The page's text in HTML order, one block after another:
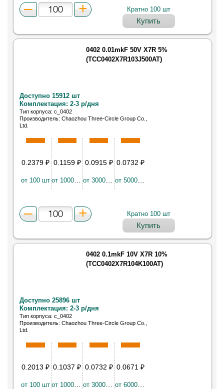
Кратно 100 шт
Купить
0402 0.01mkF 50V X7R 5%
(TCC0402X7R103J500AT)
Доступно 15912 шт
Комплектация: 2-3 р/дня
Тип корпуса: c_0402
Производитель: Chaozhou Three-Circle Group Co.,
Ltd.
X7R 50В ±5%
0.2379 ₽
от 100 шт
0.1159 ₽
от 10000 шт
0.0915 ₽
от 30000 шт
0.0732 ₽
от 50000 шт
Кратно 100 шт
Купить
0402 0.1mkF 10V X7R 10%
(TCC0402X7R104K100AT)
Доступно 25896 шт
Комплектация: 2-3 р/дня
Тип корпуса: c_0402
Производитель: Chaozhou Three-Circle Group Co.,
Ltd.
X7R 10В ±10%
0.2013 ₽
от 100 шт
0.1037₽
от 10000 шт
0.0732 ₽
от 30000 шт
0.0671 ₽
от 60000 шт